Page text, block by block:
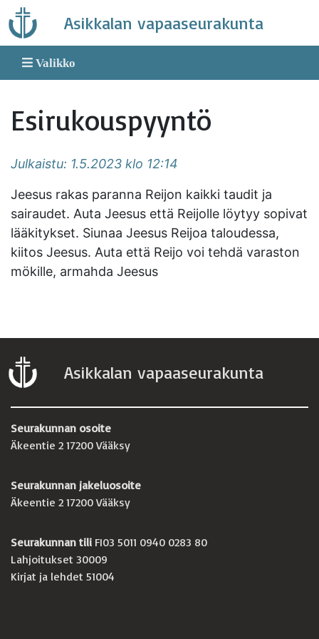
Skip
to
content
Asikkalan vapaaseurakunta
Valikko
Esirukouspyyntö
Julkaistu: 1.5.2023 klo 12:14
Jeesus rakas paranna Reijon kaikki taudit ja
sairaudet. Auta Jeesus että Reijolle löytyy sopivat
lääkitykset. Siunaa Jeesus Reijoa taloudessa,
kiitos Jeesus. Auta että Reijo voi tehdä varaston
mökille, armahda Jeesus
Asikkalan vapaaseurakunta
Seurakunnan osoite
Äkeentie 2 17200 Vääksy
Seurakunnan jakeluosoite
Äkeentie 2 17200 Vääksy
Seurakunnan tili FI03 5011 0940 0283 80
Lahjoitukset 30009
Kirjat ja lehdet 51004